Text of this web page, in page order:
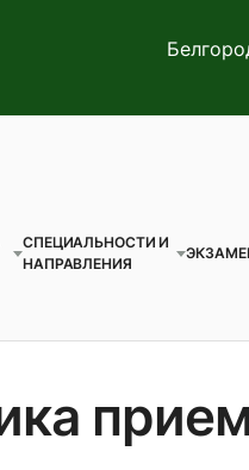
СПЕЦИАЛЬНОСТИ И
НАПРАВЛЕНИЯ